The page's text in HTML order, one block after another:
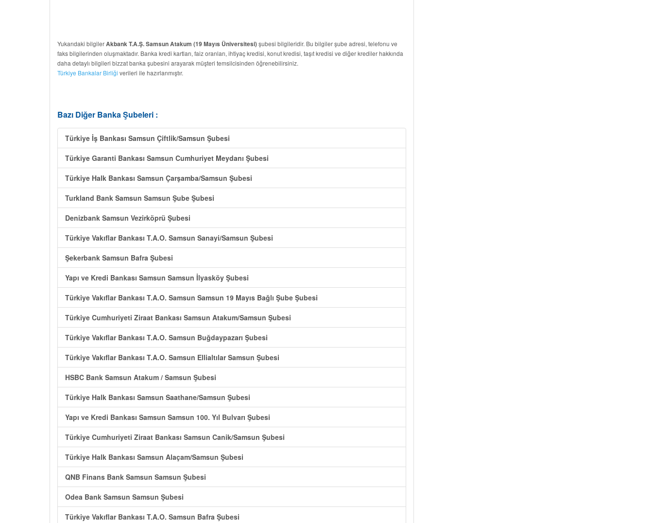
Yukarıdaki bilgilerAkbank T.A.Ş. Samsun Atakum (19 Mayıs Üniversitesi)şubesi bilgileridir. Bu bilgiler şube adresi, telefonu ve
faks bilgilerinden oluşmaktadır. Banka kredi kartları, faiz oranları, ihtiyaç kredisi, konut kredisi, taşıt kredisi ve diğer krediler hakkında
daha detaylı bilgileri bizzat banka şubesini arayarak müşteri temsilcisinden öğrenebilirsiniz.
Türkiye Bankalar Birliği verileri ile hazırlanmıştır.
Bazı Diğer Banka Şubeleri :
Türkiye İş Bankası Samsun Çiftlik/Samsun Şubesi
Türkiye Garanti Bankası Samsun Cumhuriyet Meydanı Şubesi
Türkiye Halk Bankası Samsun Çarşamba/Samsun Şubesi
Turkland Bank Samsun Samsun Şube Şubesi
Denizbank Samsun Vezirköprü Şubesi
Türkiye Vakıflar Bankası T.A.O. Samsun Sanayi/Samsun Şubesi
Şekerbank Samsun Bafra Şubesi
Yapı ve Kredi Bankası Samsun Samsun İlyasköy Şubesi
Türkiye Vakıflar Bankası T.A.O. Samsun Samsun 19 Mayıs Bağlı Şube Şubesi
Türkiye Cumhuriyeti Ziraat Bankası Samsun Atakum/Samsun Şubesi
Türkiye Vakıflar Bankası T.A.O. Samsun Buğdaypazarı Şubesi
Türkiye Vakıflar Bankası T.A.O. Samsun Ellialtılar Samsun Şubesi
HSBC Bank Samsun Atakum / Samsun Şubesi
Türkiye Halk Bankası Samsun Saathane/Samsun Şubesi
Yapı ve Kredi Bankası Samsun Samsun 100. Yıl Bulvarı Şubesi
Türkiye Cumhuriyeti Ziraat Bankası Samsun Canik/Samsun Şubesi
Türkiye Halk Bankası Samsun Alaçam/Samsun Şubesi
QNB Finans Bank Samsun Samsun Şubesi
Odea Bank Samsun Samsun Şubesi
Türkiye Vakıflar Bankası T.A.O. Samsun Bafra Şubesi